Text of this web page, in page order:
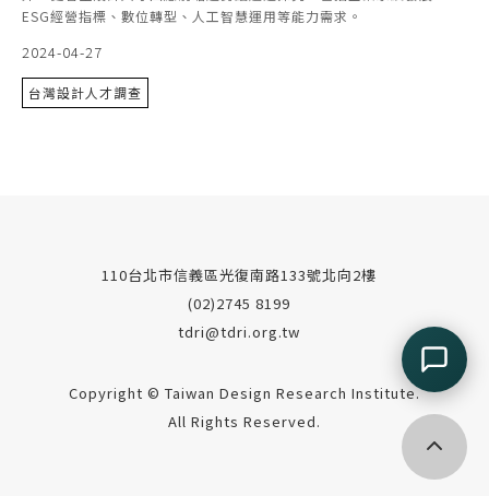
ESG經營指標、數位轉型、人工智慧運用等能力需求。
2024-04-27
台灣設計人才調查
110台北市信義區光復南路133號北向2樓
(02)2745 8199
tdri@tdri.org.tw
Copyright © Taiwan Design Research Institute.
All Rights Reserved.
回到頂端